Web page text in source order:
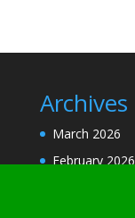
Archives
March 2026
February 2026